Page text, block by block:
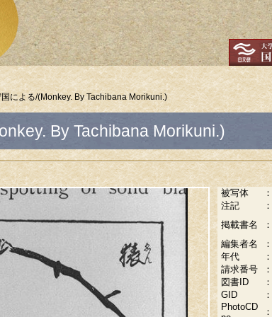
による/(Monkey. By Tachibana Morikuni.)
By Tachibana Morikuni.)
被写体 ：
注記
：
掲載書名
：
編集者名
：
年代
：
請求番号
：
図書ID
：
GID
：
PhotoCD
：